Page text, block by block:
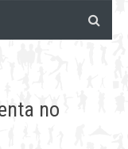
no